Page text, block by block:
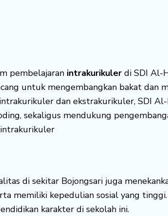
pembelajaran intrakurikuler di SDI Al-
untuk mengembangkan bakat dan
dan ekstrakurikuler, SDI
sekaligus mendukung
di sekitar Bojongsari juga
memiliki kepedulian sosial yang
karakter di sekolah ini.